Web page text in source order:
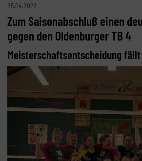
25.04.2022
Zum Saisonabschluß einen
gegen den Oldenburger TB 4
Meisterschaftsentscheidung